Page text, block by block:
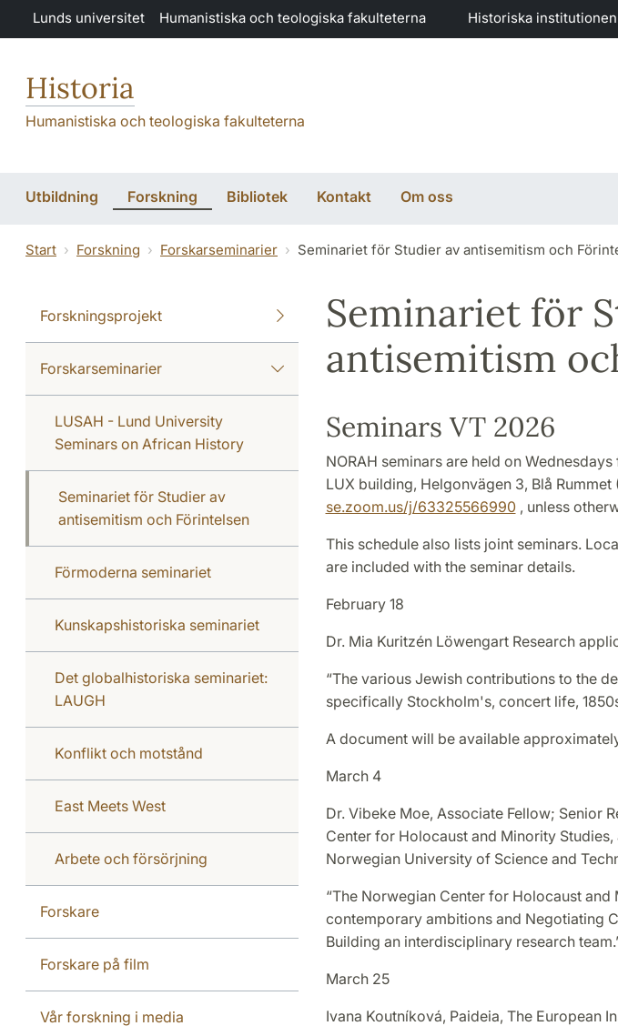
Hoppa till huvudinnehåll
Lunds universitet Humanistiska och teologiska fakulteterna Historiska institutionen
Historia
Humanistiska och teologiska fakulteterna
Utbildning Forskning Bibliotek Kontakt Om oss
Start Forskning Forskarseminarier Seminariet för Studier av antisemitism och
Forskningsprojekt
Forskarseminarier
LUSAH - Lund University
Seminars on African History
Seminariet för Studier av
antisemitism och Förintelsen
Förmoderna seminariet
Kunskapshistoriska seminariet
Det globalhistoriska seminariet:
LAUGH
Konflikt och motstånd
East Meets West
Arbete och försörjning
Forskare
Forskare på film
Vår forskning i media
Seminariet för
antisemitism
Seminars VT 2026
NORAH seminars are held on
LUX building, Helgonvägen 3, Blå
se.zoom.us/j/63325566990, unless
This schedule also lists joint seminars.
are included with the seminar details.
February 18
Dr. Mia Kuritzén Löwengart Research
“The various Jewish contributions to the
specifically Stockholm's, concert life,
A document will be available
March 4
Dr. Vibeke Moe, Associate Fellow; Senior
Center for Holocaust and Minority
Norwegian University of Science and
“The Norwegian Center for Holocaust and
contemporary ambitions and Negotiating
Building an interdisciplinary research
March 25
Ivana Koutníková, Paideia, The European